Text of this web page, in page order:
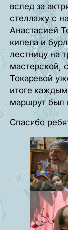
вслед за
стеллажу с
Анастасией
кипела и
лестницу на
мастерской,
Токаревой
итоге
маршрут был
Спасибо